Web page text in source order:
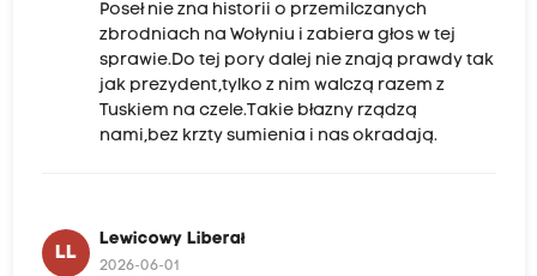
Poseł nie zna historii o przemilczanych
zbrodniach na Wołyniu i zabiera głos w tej
sprawie.Do tej pory dalej nie znają prawdy tak
jak prezydent,tylko z nim walczą razem z
Tuskiem na czele.Takie błazny rządzą
nami,bez krzty sumienia i nas okradają.
LL
Lewicowy Liberał
2026-06-01